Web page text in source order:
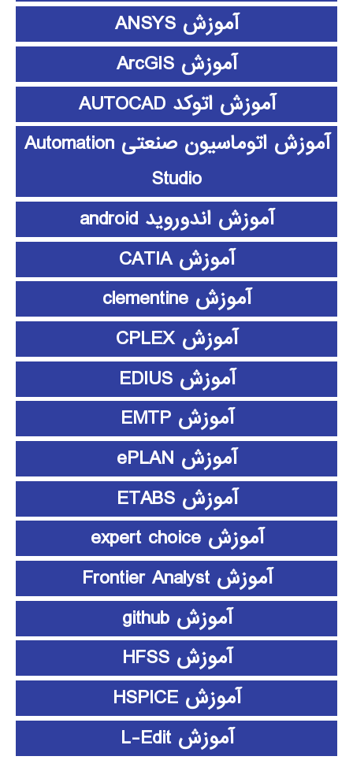
آموزش ANSYS
آموزش ArcGIS
آموزش اتوکد AUTOCAD
آموزش اتوماسیون صنعتی Automation
Studio
آموزش اندوروید android
آموزش CATIA
آموزش clementine
آموزش CPLEX
آموزش EDIUS
آموزش EMTP
آموزش ePLAN
آموزش ETABS
آموزش expert choice
آموزش Frontier Analyst
آموزش github
آموزش HFSS
آموزش HSPICE
آموزش L-Edit